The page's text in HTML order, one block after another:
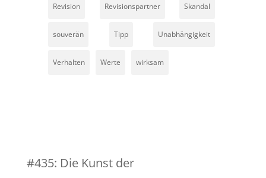
Revision Revisionspartner Skandal
souverän Tipp Unabhängigkeit
Verhalten Werte wirksam
#435: Die Kunst der